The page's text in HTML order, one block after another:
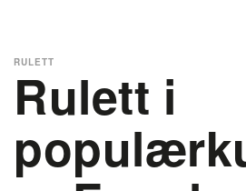
Rulett i
RULETT